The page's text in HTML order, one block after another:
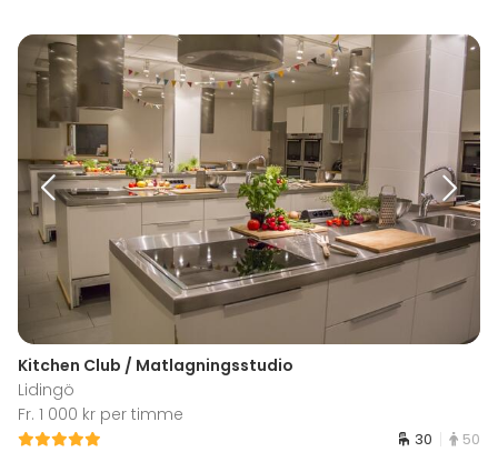
Kitchen Club / Matlagningsstudio
Lidingö
Fr. 1 000 kr per timme
30 50